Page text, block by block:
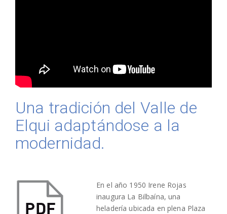
Una tradición del Valle de
Elqui adaptándose a la
modernidad.
En el año 1950 Irene Rojas
inaugura La Bilbaína, una
heladería ubicada en plena Plaza